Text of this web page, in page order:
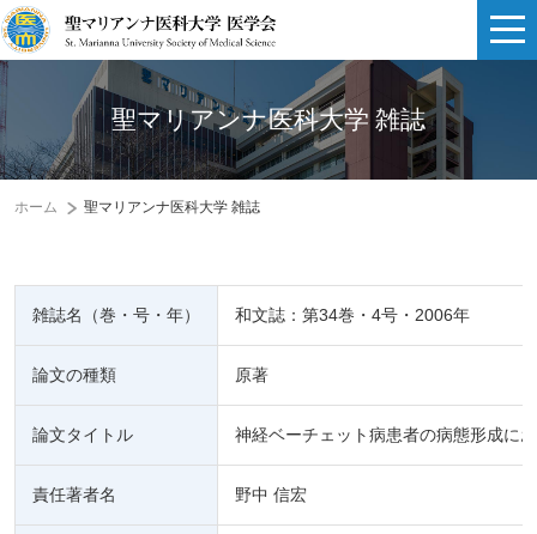
聖マリアンナ医科大学 雑誌
ホーム 聖マリアンナ医科大学 雑誌
雑誌名（巻・号・年） 和文誌：第34巻・4号・2006年
論文の種類 原著
論文タイトル 神経ベーチェット病患者の病態形成に
責任著者名 野中 信宏